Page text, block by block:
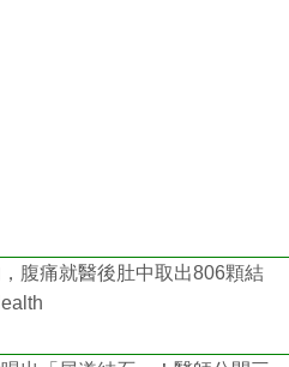
腹痛就醫後肚中取出806顆結